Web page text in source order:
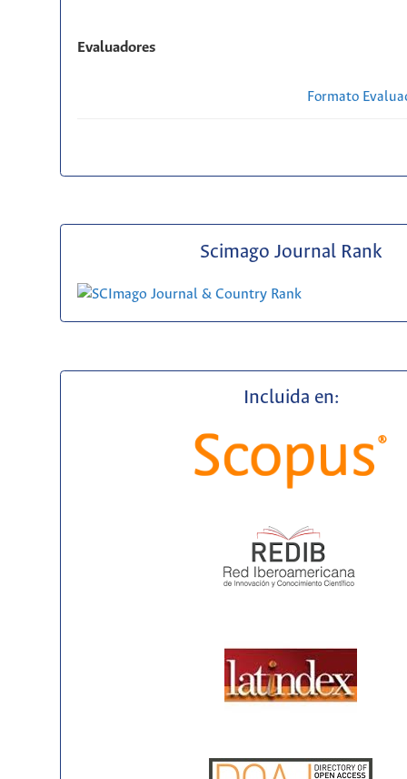
Evaluadores
Formato
Scimago Journal Rank
Incluida en: